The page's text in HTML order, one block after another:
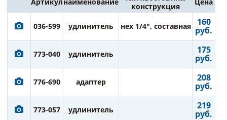
конструкция
036-599 удлинитель нех 1/4", составная 160
руб.
773-040 удлинитель 175
руб.
776-690 адаптер 208
руб.
773-057 удлинитель 219
руб.